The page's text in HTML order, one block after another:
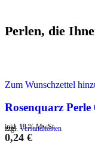
Perlen, die
Zum Wunschzettel
Rosenquarz Perle
inkl. 19 % MwSt.
zzgl. Versandkosten
0,24 €